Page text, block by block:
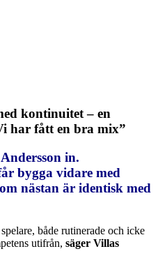
kontinuitet – en
har fått en bra mix”
in.
bygga vidare med
nästan är identisk med
både rutinerade och icke
utifrån, säger Villas